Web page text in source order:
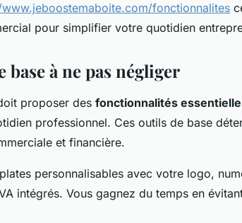
fonctionnalites
pour simplifier votre quotidien
à ne pas négliger
proposer des fonctionnalités
professionnel. Ces outils de base
et financière.
personnalisables avec votre logo,
intégrés. Vous gagnez du temps en